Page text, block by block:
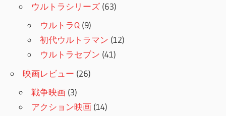
ウルトラシリーズ (63)
ウルトラQ (9)
初代ウルトラマン (12)
ウルトラセブン (41)
映画レビュー (26)
戦争映画 (3)
アクション映画 (14)